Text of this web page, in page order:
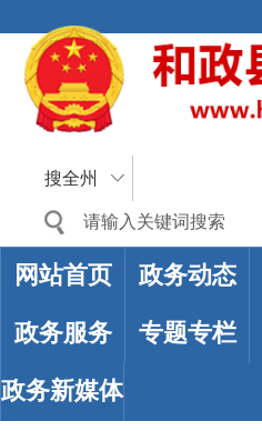
搜全州
网站首页 政务动态
政务服务 专题专栏
政务新媒体